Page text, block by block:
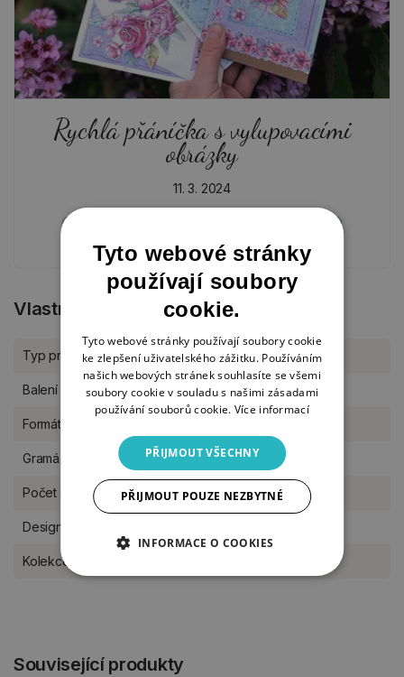
Rychlá přáníčka s vylupovacími
obrázky
11. 3. 2024
Vlastnosti produktu
Typ produktu Dekorace
Balení kus
Formát
Gramáž 170 g/m2
Počet listů 20 listů
Designér
Kolekce Studio Light
Související produkty
Tyto webové stránky
používají soubory
cookie.
Tyto webové stránky používají soubory cookie
ke zlepšení uživatelského zážitku. Používáním
našich webových stránek souhlasíte se všemi
soubory cookie v souladu s našimi zásadami
používání souborů cookie. Více informací
PŘIJMOUT VŠECHNY
PŘIJMOUT POUZE NEZBYTNÉ
INFORMACE O COOKIES